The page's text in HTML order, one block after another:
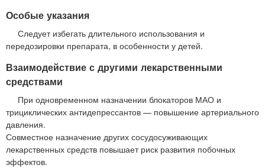
Особые указания
Следует избегать длительного использования и
передозировки препарата, в особенности у детей.
Взаимодействие с другими лекарственными
средствами
При одновременном назначении блокаторов МАО и
трициклических антидепрессантов — повышение артериального
давления.
Совместное назначение других сосудосуживающих
лекарственных средств повышает риск развития побочных
эффектов.